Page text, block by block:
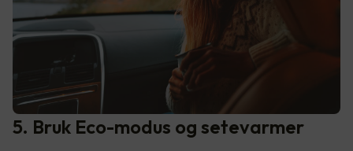
5. Bruk Eco-modus og setevarmer